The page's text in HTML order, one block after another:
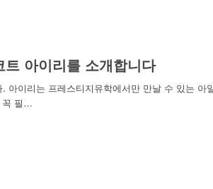
아이리를 소개합니다
이리는 프레스티지유학에서만 만날 수 있는 아
꼭 필…